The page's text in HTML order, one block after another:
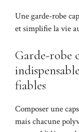
Une garde-robe
et simplifie la vie
Garde-robe
fiables
Composer une
mais chacune